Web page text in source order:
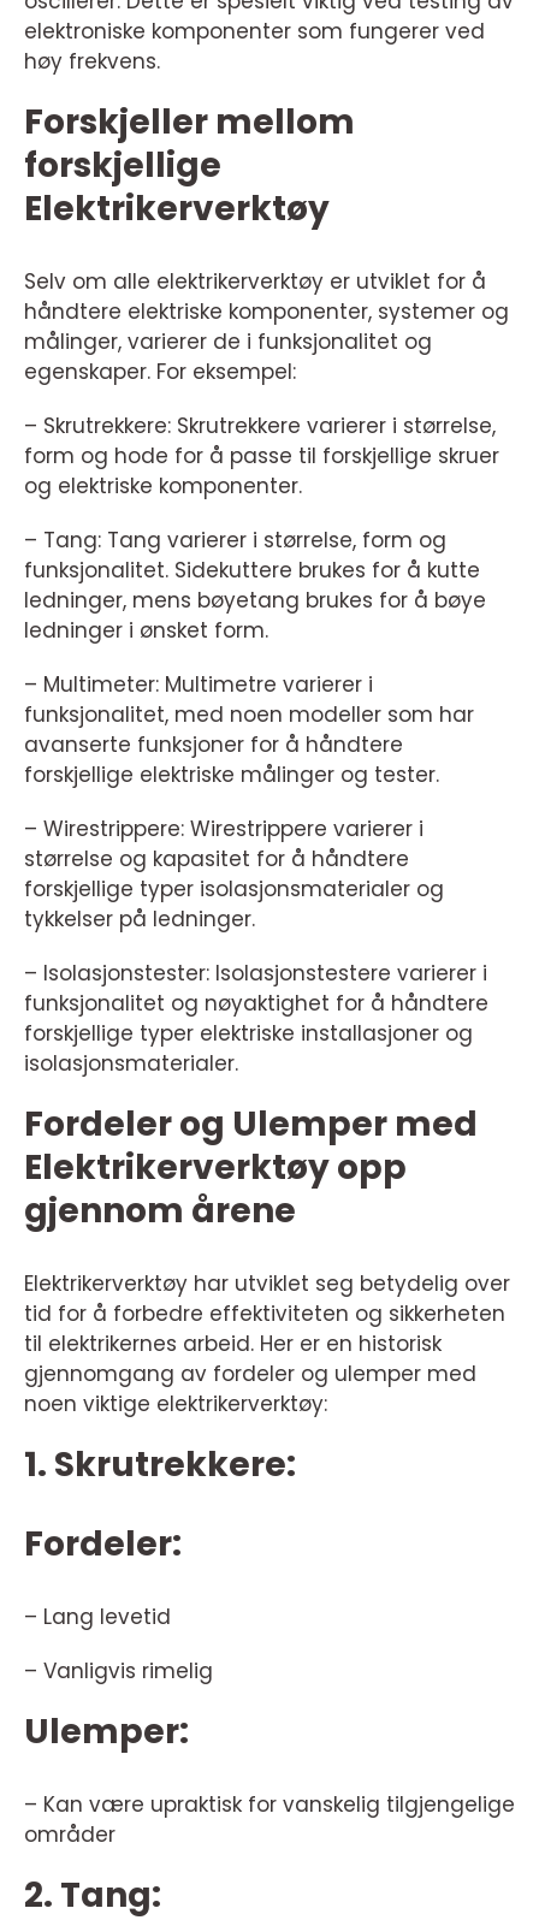
elektroniske komponenter som fungerer ved
høy frekvens.
Forskjeller mellom
forskjellige
Elektrikerverktøy
Selv om alle elektrikerverktøy er utviklet for å
håndtere elektriske komponenter, systemer og
målinger, varierer de i funksjonalitet og
egenskaper. For eksempel:
– Skrutrekkere: Skrutrekkere varierer i størrelse,
form og hode for å passe til forskjellige skruer
og elektriske komponenter.
– Tang: Tang varierer i størrelse, form og
funksjonalitet. Sidekuttere brukes for å kutte
ledninger, mens bøyetang brukes for å bøye
ledninger i ønsket form.
– Multimeter: Multimetre varierer i
funksjonalitet, med noen modeller som har
avanserte funksjoner for å håndtere
forskjellige elektriske målinger og tester.
– Wirestrippere: Wirestrippere varierer i
størrelse og kapasitet for å håndtere
forskjellige typer isolasjonsmaterialer og
tykkelser på ledninger.
– Isolasjonstester: Isolasjonstestere varierer i
funksjonalitet og nøyaktighet for å håndtere
forskjellige typer elektriske installasjoner og
isolasjonsmaterialer.
Fordeler og Ulemper med
Elektrikerverktøy opp
gjennom årene
Elektrikerverktøy har utviklet seg betydelig over
tid for å forbedre effektiviteten og sikkerheten
til elektrikernes arbeid. Her er en historisk
gjennomgang av fordeler og ulemper med
noen viktige elektrikerverktøy:
1. Skrutrekkere:
Fordeler:
– Lang levetid
– Vanligvis rimelig
Ulemper:
– Kan være upraktisk for vanskelig tilgjengelige
områder
2. Tang: